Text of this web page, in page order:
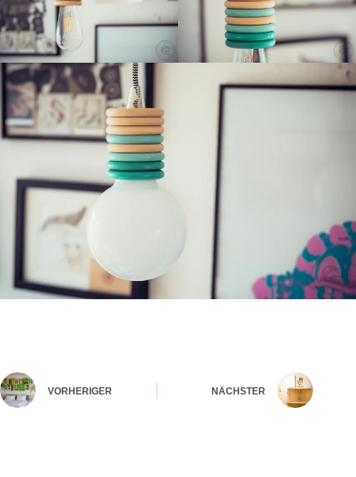
VORHERIGER NÄCHSTER